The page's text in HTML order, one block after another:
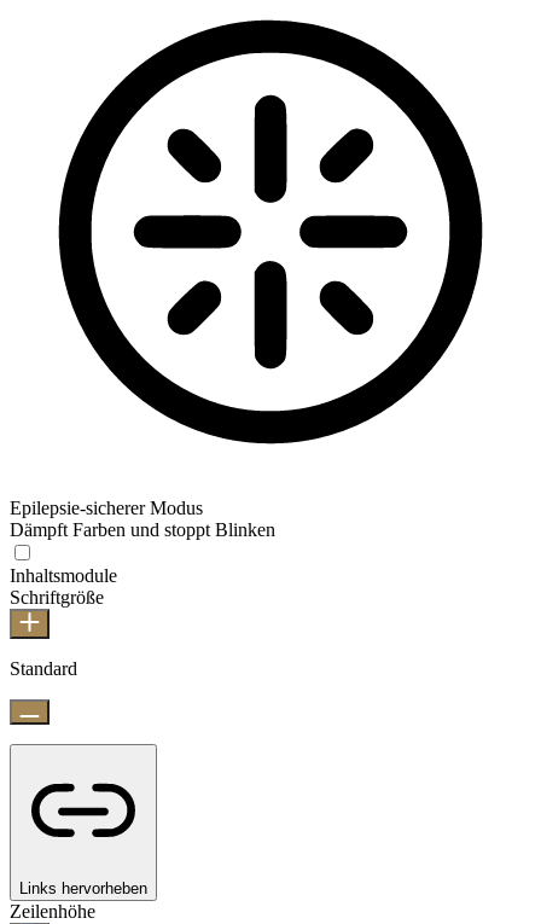
Epilepsie-sicherer Modus
Dämpft Farben und stoppt Blinken
Inhaltsmodule
Schriftgröße
Standard
Links hervorheben
Zeilenhöhe